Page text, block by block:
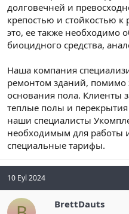
долговечней и
крепостью и стойкостью
это, ее также необходимо
биоцидного средства,
Наша компания
ремонтом зданий, помимо
основания пола. Клиенты
теплые полы и
наши специалисты
необходимым для работы
специальные тарифы.
10 Eyl 2024
BrettDauts